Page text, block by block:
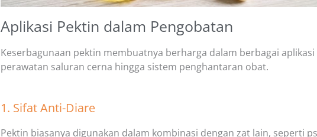
Aplikasi Pektin dalam Pengobatan
Keserbagunaan pektin membuatnya berharga dalam berbagai
perawatan saluran cerna hingga sistem penghantaran obat.
1. Sifat Anti-Diare
Pektin biasanya digunakan dalam kombinasi dengan zat lain, seperti